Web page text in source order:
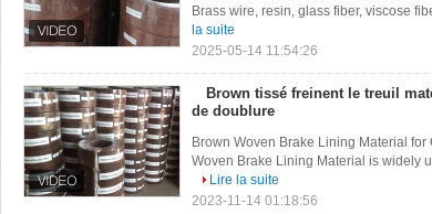
Brass wire, resin, glass fiber, viscose
la suite
2025-05-14 11:54:26
Brown tissé freinent le treuil
de doublure
Brown Woven Brake Lining Material
Woven Brake Lining Material is widely
Lire la suite
2023-11-14 01:18:56